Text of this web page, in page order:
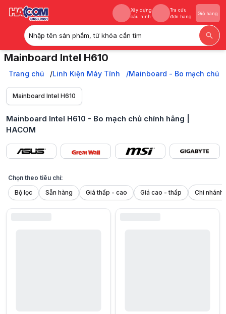
Xây dựng
cấu hình
Tra cứu
đơn hàng
Giỏ hàng
Nhập tên sản phẩm, từ khóa cần tìm
Xây dựng
Tra cứu
Mainboard Intel H610
Mua Mainboard Intel H610 chính hãng, giá tốt tại HACOM. Đa dạng
Trang chủ
Mainboard - Bo mạch chủ
Mainboard Intel
Trang chủ Linh Kiện Máy Tính Mainboard - Bo mạch chủ
Mainboard Intel H610
Mainboard Intel H610 - Bo mạch chủ chính hãng |
HACOM
Chọn theo tiêu chí:
Bộ lọc
Sẵn hàng Giá thấp - cao Giá cao - thấp